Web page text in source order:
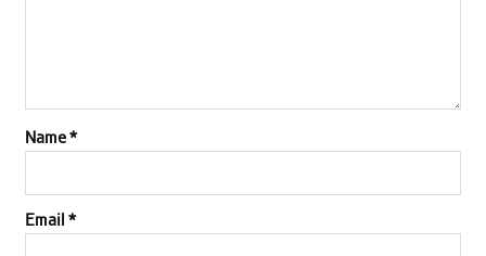
Name*
Email *